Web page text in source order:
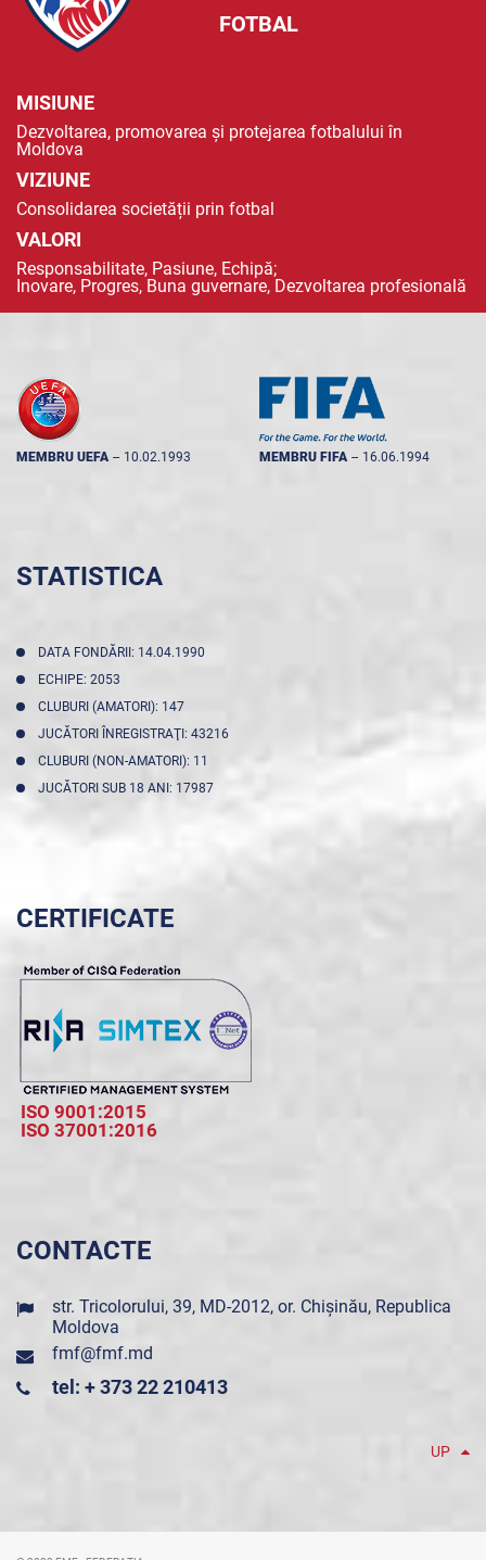
FOTBAL
MISIUNE
Dezvoltarea, promovarea și protejarea fotbalului în
Moldova
VIZIUNE
Consolidarea societății prin fotbal
VALORI
Responsabilitate, Pasiune, Echipă;
Inovare, Progres, Buna guvernare, Dezvoltarea profesională
MEMBRU UEFA -- 10.02.1993 MEMBRU FIFA -- 16.06.1994
STATISTICA
DATA FONDĂRII: 14.04.1990
ECHIPE: 2053
CLUBURI (AMATORI): 147
JUCĂTORI ÎNREGISTRAŢI: 43216
CLUBURI (NON-AMATORI): 11
JUCĂTORI SUB 18 ANI: 17987
CERTIFICATE
ISO 9001:2015
ISO 37001:2016
CONTACTE
str. Tricolorului, 39, MD-2012, or. Chișinău, Republica
Moldova
fmf@fmf.md
tel: + 373 22 210413
UP